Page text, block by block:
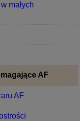
małych
AF
AF